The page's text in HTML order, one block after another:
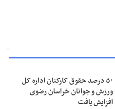
۵۰ درصد حقوق کارکنان اداره کل
ورزش و جوانان خراسان رضوی
افزایش یافت